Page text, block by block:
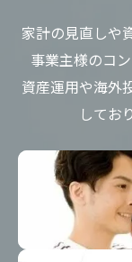
家計の見直しや
事業主様のコ
資産運用や海外
してお